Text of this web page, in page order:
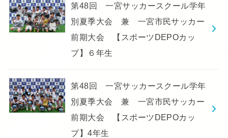
第48回 一宮サッカースクール学年
別夏季大会 兼 一宮市民サッカー
前期大会 【スポーツDEPOカッ
プ】６年生
第48回 一宮サッカースクール学年
別夏季大会 兼 一宮市民サッカー
前期大会 【スポーツDEPOカッ
プ】4年生